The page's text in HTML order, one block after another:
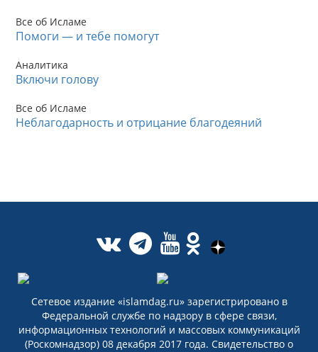
Все об Исламе
Помоги — и тебе помогут
Аналитика
Включи голову
Все об Исламе
Неблагодарность и отрицание благодеяний
Сетевое издание «islamdag.ru» зарегистрировано в
Федеральной службе по надзору в сфере связи,
информационных технологий и массовых коммуникаций
(Роскомнадзор) 08 декабря 2017 года. Свидетельство о